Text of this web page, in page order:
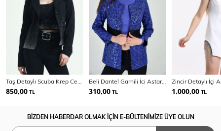
Taş Detaylı Scuba Krep Ceket | Ckt33437Ts
850,00 TL
Beli Dantel Garnili İci Astarli File Payetli Ceket
310,00 TL 1.000,00 TL
BİZDEN HABERDAR OLMAK İÇİN E-BÜLTENİMİZE ÜYE OLUN